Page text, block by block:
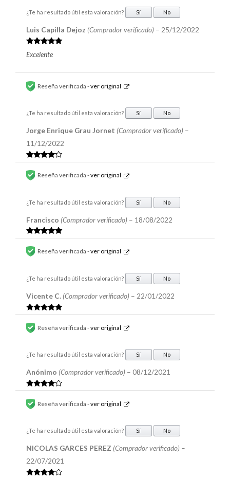
Valorado en
5de 5
Luis Capilla Dejoz (Comprador verificado) – 25/12/2022
Excelente
¿Te ha resultado útil esta valoración? Sí No
Valorado
en4
Jorge Enrique Grau Jornet (Comprador verificado) –
11/12/2022
Reseña verificada -ver original
¿Te ha resultado útil esta valoración? Sí No
Valorado en
5de 5
Francisco (Comprador verificado) – 18/08/2022
Reseña verificada -ver original
¿Te ha resultado útil esta valoración? Sí No
5de 5
Vicente C. (Comprador verificado) – 22/01/2022
Reseña verificada -ver original
¿Te ha resultado útil esta valoración? Sí No
en4
Anónimo (Comprador verificado) – 08/12/2021
Reseña verificada -ver original
¿Te ha resultado útil esta valoración? Sí No
NICOLAS GARCES PEREZ (Comprador verificado) –
22/07/2021
Reseña verificada -ver original
¿Te ha resultado útil esta valoración? Sí No